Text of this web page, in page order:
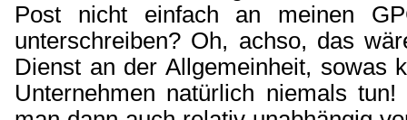
Post nicht einfach an meinen
unterschreiben? Oh, achso, das
Dienst an der Allgemeinheit, sowas
Unternehmen natürlich niemals